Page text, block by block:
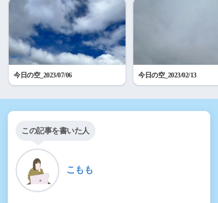
今日の空_2023/07/06 今日の空_2023/02/13
この記事を書いた人
こもも